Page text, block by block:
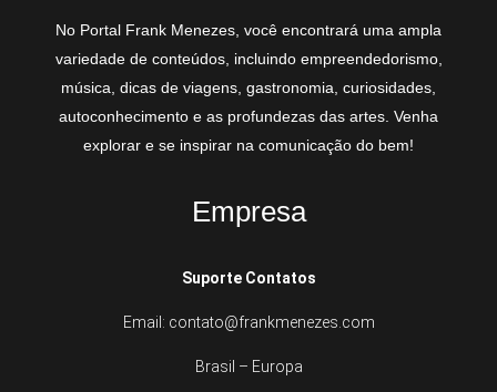
No Portal Frank Menezes, você encontrará uma ampla
variedade de conteúdos, incluindo empreendedorismo,
música, dicas de viagens, gastronomia, curiosidades,
autoconhecimento e as profundezas das artes. Venha
explorar e se inspirar na comunicação do bem!
Empresa
Suporte Contatos
Email: contato@frankmenezes.com
Brasil – Europa